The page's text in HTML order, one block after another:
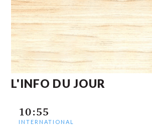
L'INFO DU JOUR
10:55
INTERNATIONAL